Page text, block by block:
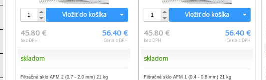
Vložiť do košíka
45.80 €
bez DPH
56.40 €
Cena s DPH
skladom
Filtračné sklo AFM 2 (0,7 - 2,0 mm) 21 kg
Vložiť do košíka
45.80 €
bez DPH
56.40 €
Cena s DPH
skladom
Filtračné sklo AFM 1 (0,4 - 0,8 mm) 21 kg